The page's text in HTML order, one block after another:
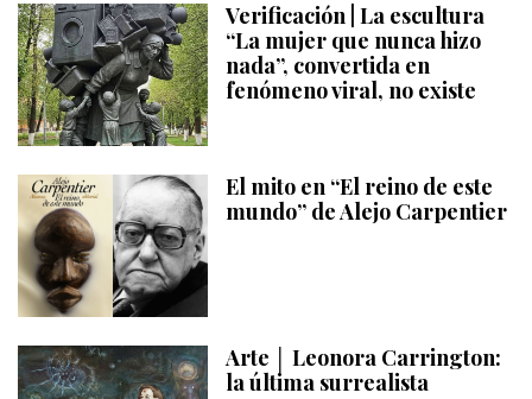
Verificación | La escultura
“La mujer que nunca hizo
nada”, convertida en
fenómeno viral, no existe
El mito en “El reino de este
mundo” de Alejo Carpentier
Arte │ Leonora Carrington:
la última surrealista